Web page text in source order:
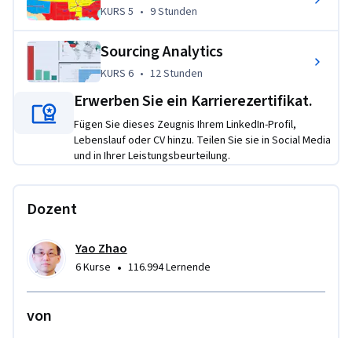
strategies for a large-scale distribution system.
Übungsprojekt
Learners will build real-life data-driven projects on job
opportunity analysis, business intelligence and competitive
analysis, demand forecasting and planning, distribution and
analytics skills and tools.
KURS 5 9 Stunden
KURS 5 • 9 Stunden
Sourcing Analytics
KURS 6, 12 Stunden
KURS 6 • 12 Stunden
Erwerben Sie ein Karrierezertifikat.
Fügen Sie dieses Zeugnis Ihrem LinkedIn-Profil,
Lebenslauf oder CV hinzu. Teilen Sie sie in Social Media
und in Ihrer Leistungsbeurteilung.
Dozent
Yao Zhao
6 Kurse • 116.994 Lernende
von